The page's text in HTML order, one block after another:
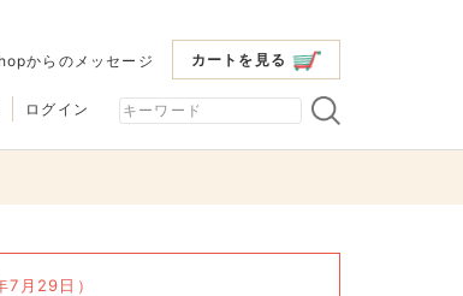
カートを見る
からのメッセージ
ログイン
月29日）